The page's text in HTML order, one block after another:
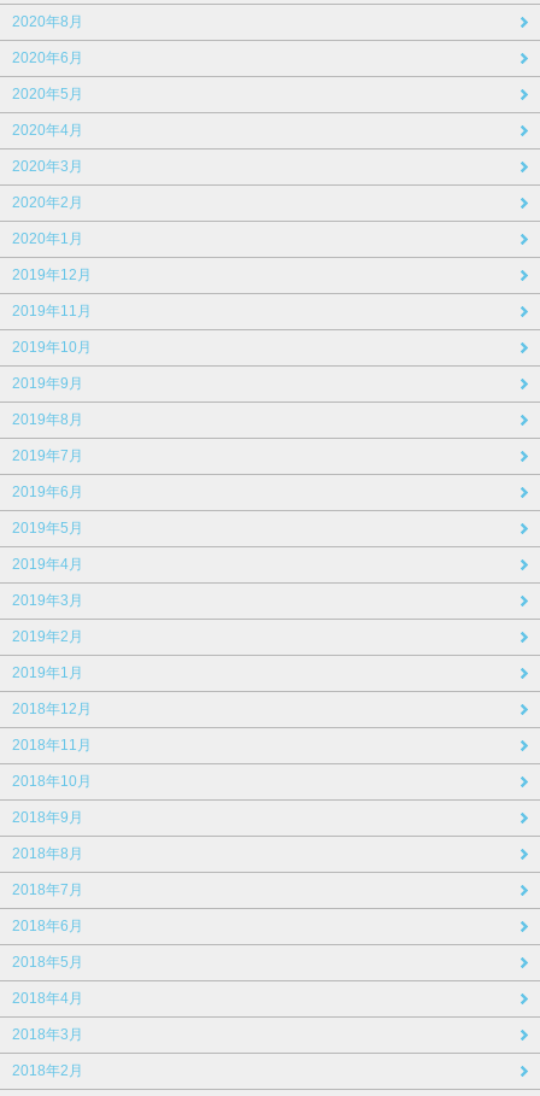
2020年8月
2020年6月
2020年5月
2020年4月
2020年3月
2020年2月
2020年1月
2019年12月
2019年11月
2019年10月
2019年9月
2019年8月
2019年7月
2019年6月
2019年5月
2019年4月
2019年3月
2019年2月
2019年1月
2018年12月
2018年11月
2018年10月
2018年9月
2018年8月
2018年7月
2018年6月
2018年5月
2018年4月
2018年3月
2018年2月